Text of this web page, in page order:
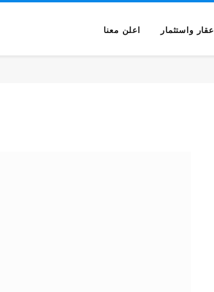
عقار واستثمار اعلن معنا